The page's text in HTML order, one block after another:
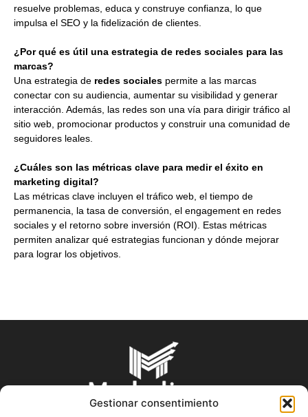
Gestionar consentimiento
resuelve problemas, educa y construye confianza, lo que
impulsa el SEO y la fidelización de clientes.
¿Por qué es útil una estrategia de redes sociales para las
marcas?
Una estrategia de redes sociales permite a las marcas
conectar con su audiencia, aumentar su visibilidad y generar
interacción. Además, las redes son una vía para dirigir tráfico al
sitio web, promocionar productos y construir una comunidad de
seguidores leales.
¿Cuáles son las métricas clave para medir el éxito en
marketing digital?
Las métricas clave incluyen el tráfico web, el tiempo de
permanencia, la tasa de conversión, el engagement en redes
sociales y el retorno sobre inversión (ROI). Estas métricas
permiten analizar qué estrategias funcionan y dónde mejorar
para lograr los objetivos.